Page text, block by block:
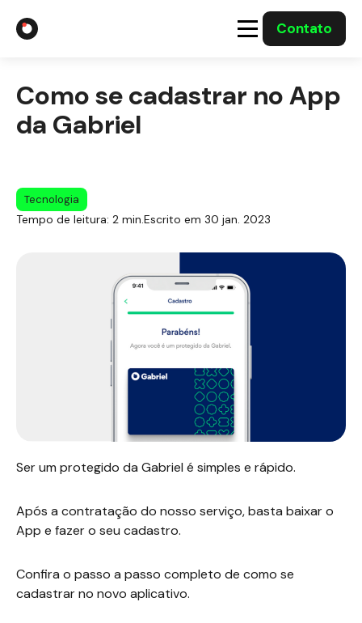
Contato
Soluções
Casos Solucionados
Mídia
Como se cadastrar no App
da Gabriel
Tecnologia
Tempo de leitura: 2 min.Escrito em 30 jan. 2023
Ser um protegido da Gabriel é simples e rápido.
Após a contratação do nosso serviço, basta baixar o
App e fazer o seu cadastro.
Confira o passo a passo completo de como se
cadastrar no novo aplicativo.